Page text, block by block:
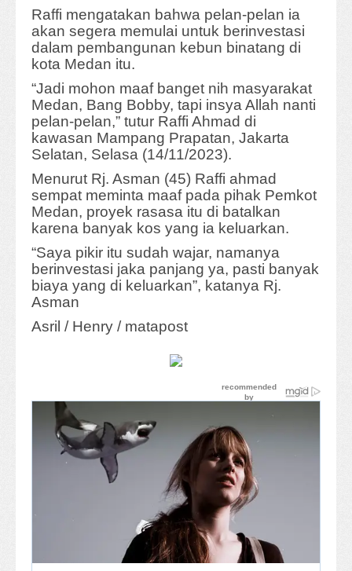
Raffi mengatakan bahwa pelan-pelan ia
akan segera memulai untuk berinvestasi
dalam pembangunan kebun binatang di
kota Medan itu.
“Jadi mohon maaf banget nih masyarakat
Medan, Bang Bobby, tapi insya Allah nanti
pelan-pelan,” tutur Raffi Ahmad di
kawasan Mampang Prapatan, Jakarta
Selatan, Selasa (14/11/2023).
Menurut Rj. Asman (45) Raffi ahmad
sempat meminta maaf pada pihak Pemkot
Medan, proyek rasasa itu di batalkan
karena banyak kos yang ia keluarkan.
“Saya pikir itu sudah wajar, namanya
berinvestasi jaka panjang ya, pasti banyak
biaya yang di keluarkan”, katanya Rj.
Asman
Asril / Henry / matapost